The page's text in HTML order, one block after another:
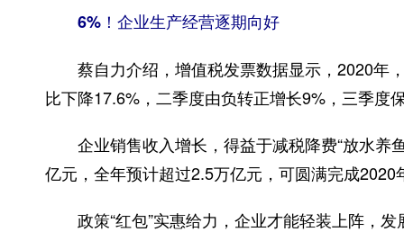
6%！企业生产经营逐期向好
蔡自力介绍，增值税发票数据显示，2020年
比下降17.6%，二季度由负转正增长9%，三季度
企业销售收入增长，得益于减税降费“放水养
亿元，全年预计超过2.5万亿元，可圆满完成
政策“红包”实惠给力，企业才能轻装上阵，发